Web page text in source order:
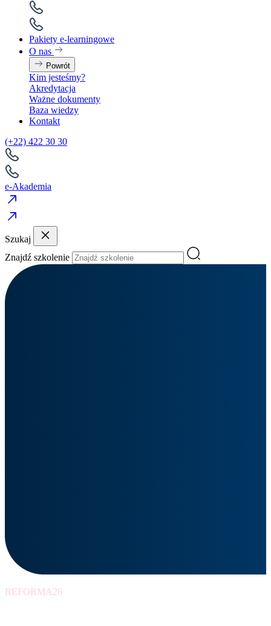
Pakiety e-learningowe
O nas
Powrót
Kim jesteśmy?
Akredytacja
Ważne dokumenty
Baza wiedzy
Kontakt
(+22) 422 30 30
e-Akademia
Szukaj
Znajdź szkolenie
REFORMA26